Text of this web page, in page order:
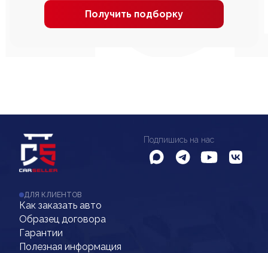
Получить подборку
Подпишись на нас
ДЛЯ КЛИЕНТОВ
Как заказать авто
Образец договора
Гарантии
Полезная информация